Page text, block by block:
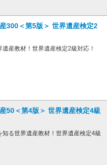
300＜第5版＞ 世界遺産検定2
産教材！世界遺産検定2級対応！
50＜第4版＞ 世界遺産検定4級
る世界遺産教材！世界遺産検定4級